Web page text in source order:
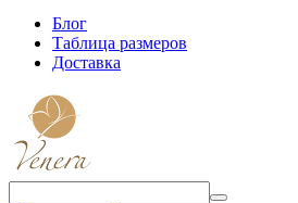
Блог
Таблица размеров
Доставка